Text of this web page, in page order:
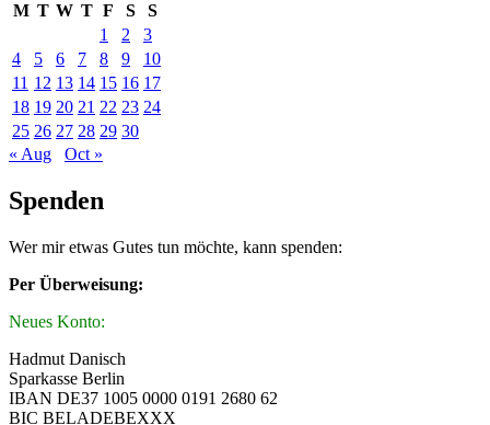
M T W T F S
S
1
2
3
4
5 6 7 8 9
10
11 12 13 14 15 16 17
18 19 20 21 22 23 24
25 26 27 28 29 30
« Aug
Oct »
Spenden
Wer mir etwas Gutes tun möchte, kann spenden:
Per Überweisung:
Neues Konto:
Hadmut Danisch
Sparkasse Berlin
IBAN DE37 1005 0000 0191 2680 62
BIC BELADEBEXXX